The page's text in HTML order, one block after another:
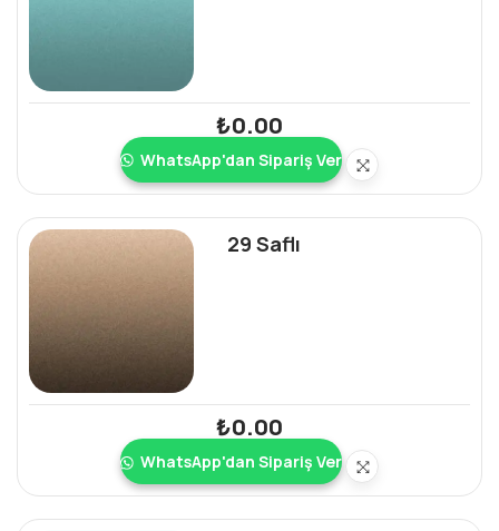
₺0.00
WhatsApp'dan Sipariş Ver
29 Saflı
₺0.00
WhatsApp'dan Sipariş Ver